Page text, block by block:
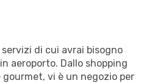
di cui avrai bisogno
aeroporto. Dallo shopping
vi è un negozio per